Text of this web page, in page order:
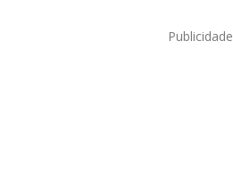
Publicidade